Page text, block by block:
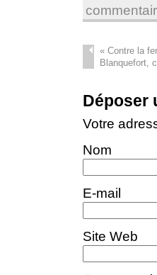
«Contre la
Blanquefort,
Déposer
Votre
Nom
E-mail
Site Web